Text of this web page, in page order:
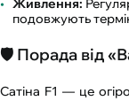
Живлення:
подовжують
🛡️ Порада від
Сатіна F1 — це